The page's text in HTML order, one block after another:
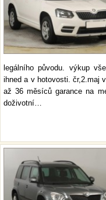
legálního původu. výkup
ihned a v hotovosti. čr,2.maj
až 36 měsíců garance na
doživotní…